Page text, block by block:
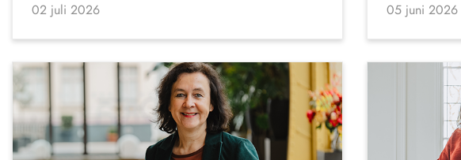
02 juli 2026 05 juni 2026